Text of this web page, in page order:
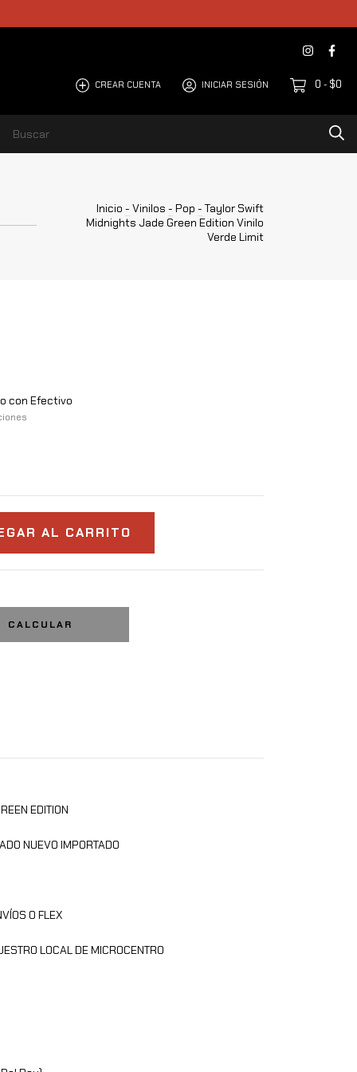
CREAR CUENTA INICIAR SESIÓN 0 - $0
Inicio - Vinilos - Pop - Taylor Swift
Midnights Jade Green Edition Vinilo
Verde Limit
con Efectivo
CALCULAR
EDITION
NUEVO IMPORTADO
O FLEX
LOCAL DE MICROCENTRO